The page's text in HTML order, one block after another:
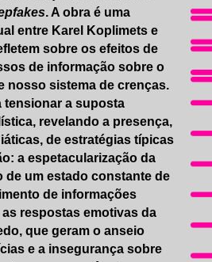
. A obra é uma
entre Karel Koplimets e
sobre os efeitos de
de informação sobre o
nosso sistema de crenças.
tensionar a suposta
revelando a presença,
de estratégias típicas
a espetacularização da
de um estado constante de
de informações
respostas emotivas da
que geram o anseio
e a insegurança sobre